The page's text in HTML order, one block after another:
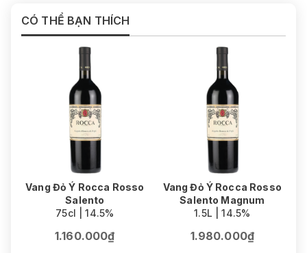
Thưởng thức nguyên chất để cảm nhận rõ sự chuyển
tiếp từ agave sang gỗ sồi, hoặc dùng trong các
cocktail cổ điển như Reposado Old Fashioned, nơi
cấu trúc gỗ và vanilla được làm nổi bật. Phù hợp kết
hợp cùng thịt nướng, taco bò, hoặc các món có gia vị
ấm nhằm tôn lên chiều sâu của tequila reposado.
Mexico
Reposado
70cl/ 700ml
CÓ THỂ BẠN THÍCH
Vang Đỏ Ý Rocca Rosso
Salento
75cl | 14.5%
1.160.000₫
Vang Đỏ Ý Rocca Rosso
Salento Magnum
1.5L | 14.5%
1.980.000₫